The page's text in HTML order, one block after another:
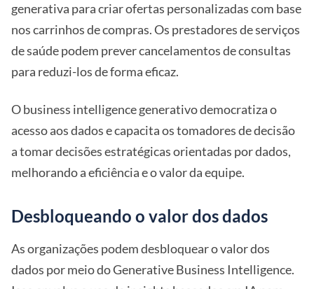
generativa para criar ofertas personalizadas com base
nos carrinhos de compras. Os prestadores de serviços
de saúde podem prever cancelamentos de consultas
para reduzi-los de forma eficaz.
O business intelligence generativo democratiza o
acesso aos dados e capacita os tomadores de decisão
a tomar decisões estratégicas orientadas por dados,
melhorando a eficiência e o valor da equipe.
Desbloqueando o valor dos dados
As organizações podem desbloquear o valor dos
dados por meio do Generative Business Intelligence.